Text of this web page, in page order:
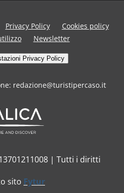
Privacy Policy
Cookies policy
Newsletter
Privacy Policy
redazione@turistipercaso.it
| Tutti i diritti
sito Fytur